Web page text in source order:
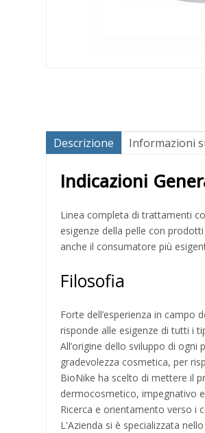
Descrizione Informazioni
Indicazioni
Linea completa di trattamenti
esigenze della pelle con
anche il consumatore più
Filosofia
Forte dell’esperienza in
risponde alle esigenze di tutti i
All’origine dello sviluppo di
gradevolezza cosmetica, per
BioNike ha scelto di mettere il
dermocosmetico, impegnativo
Ricerca e orientamento verso i
L'Azienda si è specializzata